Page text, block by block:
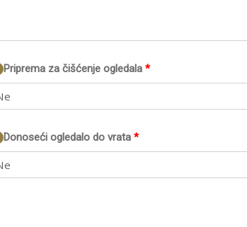
*
Priprema za čišćenje ogledala
*
Donoseći ogledalo do vrata